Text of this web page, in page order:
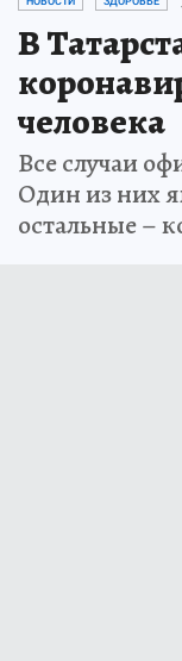
В
человека
Все случаи
Один из них
остальные –